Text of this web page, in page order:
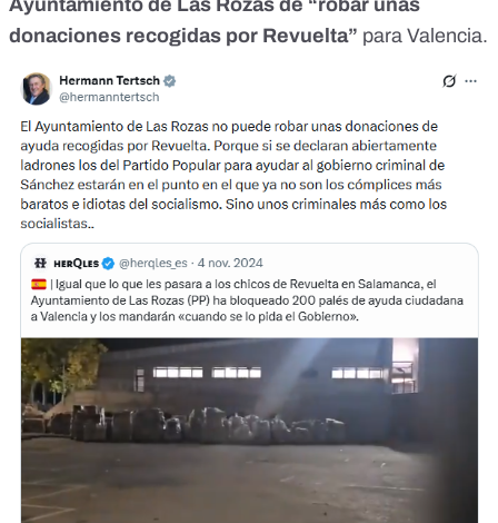
Ayuntamiento de Las Rozas de “robar unas
donaciones recogidas por Revuelta” para Valencia.